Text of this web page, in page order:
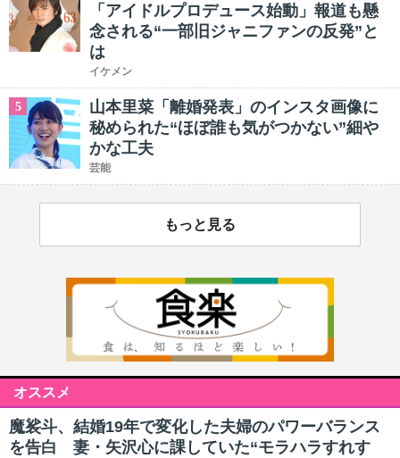
「アイドルプロデュース始動」報道も懸
念される“一部旧ジャニファンの反発”と
は
イケメン
5
山本里菜「離婚発表」のインスタ画像に
秘められた“ほぼ誰も気がつかない”細や
かな工夫
芸能
もっと見る
オススメ
魔裟斗、結婚19年で変化した夫婦のパワーバランス
を告白 妻・矢沢心に課していた“モラハラすれす